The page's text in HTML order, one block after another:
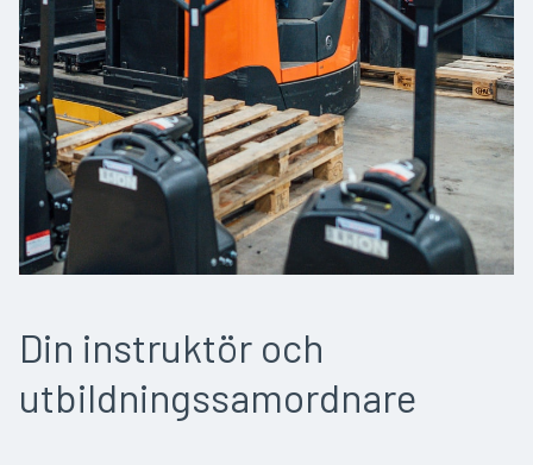
Din instruktör och
utbildningssamordnare